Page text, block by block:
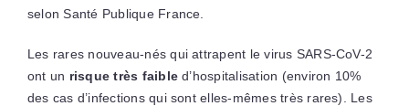
selon Santé Publique France.
Les rares nouveau-nés qui attrapent le virus SARS-CoV-2
ont un risque très faible d’hospitalisation (environ 10%
des cas d’infections qui sont elles-mêmes très rares). Les